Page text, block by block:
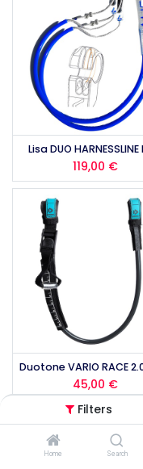
Filters
Home Search
Lisa DUO HARNESSLINE
119,00 €
45,00 €